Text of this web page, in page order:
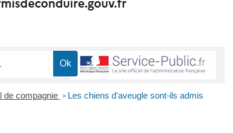
de compagnie > Les chiens d'aveugle sont-ils admis